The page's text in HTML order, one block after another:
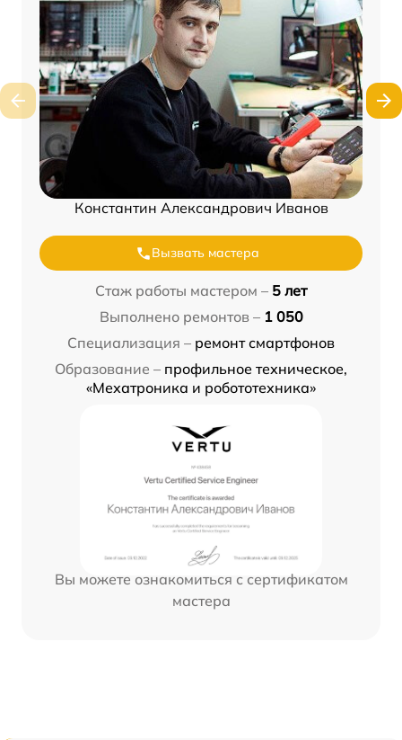
Константин Александрович Иванов
Вызвать мастера
Стаж работы мастером – 5 лет
Выполнено ремонтов – 1 050
Специализация – ремонт смартфонов
Образование – профильное техническое,
«Мехатроника и робототехника»
Вы можете ознакомиться с сертификатом
мастера